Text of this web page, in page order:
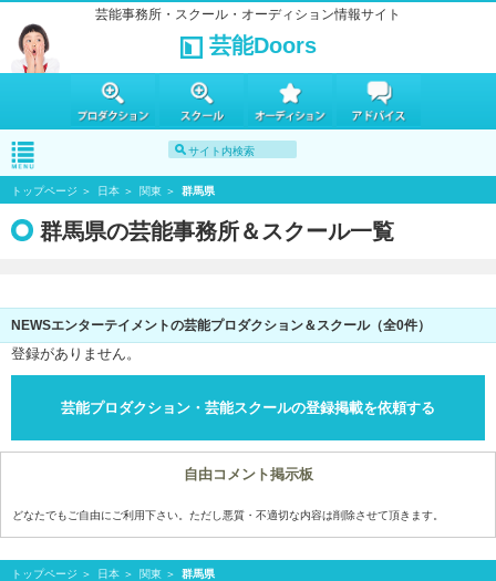
芸能事務所・スクール・オーディション情報サイト
芸能Doors
トップページ 日本 関東 群馬県
群馬県の芸能事務所＆スクール一覧
NEWSエンターテイメントの芸能プロダクション＆スクール（全0件）
登録がありません。
芸能プロダクション・芸能スクールの登録掲載を依頼する
自由コメント掲示板
どなたでもご自由にご利用下さい。ただし悪質・不適切な内容は削除させて頂きます。
トップページ 日本 関東 群馬県